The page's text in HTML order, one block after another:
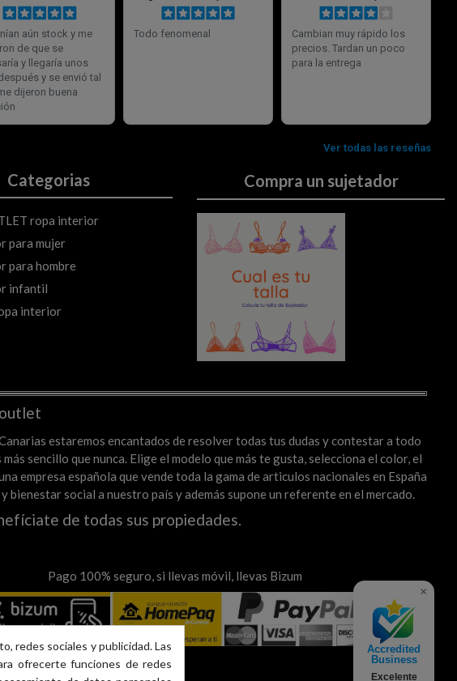
Categorias
ropa interior
para mujer
para hombre
infantil
interior
Compra un sujetador
estaremos encantados de resolver todas tus dudas y contestar a todo
sencillo que nunca. Elige el modelo que más te gusta, selecciona el color, el
empresa española que vende toda la gama de articulos nacionales en España
social a nuestro país y además supone un referente en el mercado.
de todas sus propiedades.
Pago 100% seguro, si llevas móvil, llevas Bizum
×
Accredited
Business
Excelente
redes sociales y publicidad. Las
ofrecerte funciones de redes